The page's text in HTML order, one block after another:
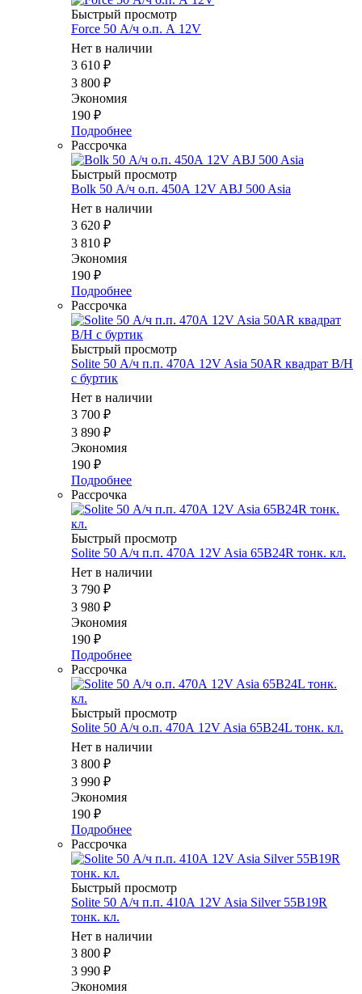
Быстрый просмотр
Force 50 А/ч о.п. А 12V
Нет в наличии
3 610 ₽
3 800 ₽
Экономия
190 ₽
Подробнее
Рассрочка
Быстрый просмотр
Bolk 50 А/ч о.п. 450А 12V ABJ 500 Asia
Нет в наличии
3 620 ₽
3 810 ₽
Экономия
190 ₽
Подробнее
Рассрочка
Быстрый просмотр
Solite 50 А/ч п.п. 470А 12V Asia 50AR квадрат B/H
с буртик
Нет в наличии
3 700 ₽
3 890 ₽
Экономия
190 ₽
Подробнее
Рассрочка
Быстрый просмотр
Solite 50 А/ч п.п. 470А 12V Asia 65B24R тонк. кл.
Нет в наличии
3 790 ₽
3 980 ₽
Экономия
190 ₽
Подробнее
Рассрочка
Быстрый просмотр
Solite 50 А/ч о.п. 470А 12V Asia 65B24L тонк. кл.
Нет в наличии
3 800 ₽
3 990 ₽
Экономия
190 ₽
Подробнее
Рассрочка
Быстрый просмотр
Solite 50 А/ч п.п. 410А 12V Asia Silver 55B19R
тонк. кл.
Нет в наличии
3 800 ₽
3 990 ₽
Экономия